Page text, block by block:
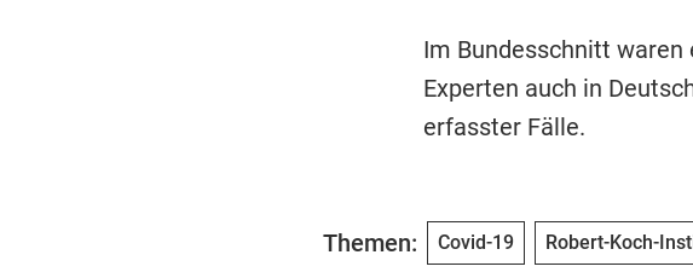
Im Bundesschnitt waren
Experten auch in
erfasster Fälle.
Themen: Covid-19 Robert-Koch-